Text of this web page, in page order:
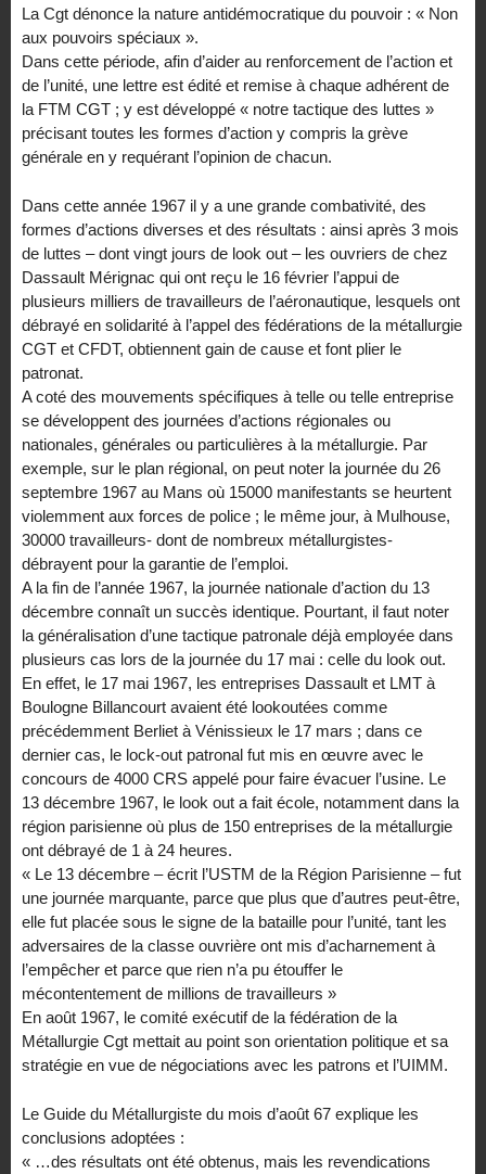
La Cgt dénonce la nature antidémocratique du pouvoir : « Non
aux pouvoirs spéciaux ».
Dans cette période, afin d’aider au renforcement de l’action et
de l’unité, une lettre est édité et remise à chaque adhérent de
la FTM CGT ; y est développé « notre tactique des luttes »
précisant toutes les formes d’action y compris la grève
générale en y requérant l’opinion de chacun.
Dans cette année 1967 il y a une grande combativité, des
formes d’actions diverses et des résultats : ainsi après 3 mois
de luttes – dont vingt jours de look out – les ouvriers de chez
Dassault Mérignac qui ont reçu le 16 février l’appui de
plusieurs milliers de travailleurs de l’aéronautique, lesquels ont
débrayé en solidarité à l’appel des fédérations de la métallurgie
CGT et CFDT, obtiennent gain de cause et font plier le
patronat.
A coté des mouvements spécifiques à telle ou telle entreprise
se développent des journées d’actions régionales ou
nationales, générales ou particulières à la métallurgie. Par
exemple, sur le plan régional, on peut noter la journée du 26
septembre 1967 au Mans où 15000 manifestants se heurtent
violemment aux forces de police ; le même jour, à Mulhouse,
30000 travailleurs- dont de nombreux métallurgistes-
débrayent pour la garantie de l’emploi.
A la fin de l’année 1967, la journée nationale d’action du 13
décembre connaît un succès identique. Pourtant, il faut noter
la généralisation d’une tactique patronale déjà employée dans
plusieurs cas lors de la journée du 17 mai : celle du look out.
En effet, le 17 mai 1967, les entreprises Dassault et LMT à
Boulogne Billancourt avaient été lookoutées comme
précédemment Berliet à Vénissieux le 17 mars ; dans ce
dernier cas, le lock-out patronal fut mis en œuvre avec le
concours de 4000 CRS appelé pour faire évacuer l’usine. Le
13 décembre 1967, le look out a fait école, notamment dans la
région parisienne où plus de 150 entreprises de la métallurgie
ont débrayé de 1 à 24 heures.
« Le 13 décembre – écrit l’USTM de la Région Parisienne – fut
une journée marquante, parce que plus que d’autres peut-être,
elle fut placée sous le signe de la bataille pour l’unité, tant les
adversaires de la classe ouvrière ont mis d’acharnement à
l’empêcher et parce que rien n’a pu étouffer le
mécontentement de millions de travailleurs »
En août 1967, le comité exécutif de la fédération de la
Métallurgie Cgt mettait au point son orientation politique et sa
stratégie en vue de négociations avec les patrons et l’UIMM.
Le Guide du Métallurgiste du mois d’août 67 explique les
conclusions adoptées :
« …des résultats ont été obtenus, mais les revendications